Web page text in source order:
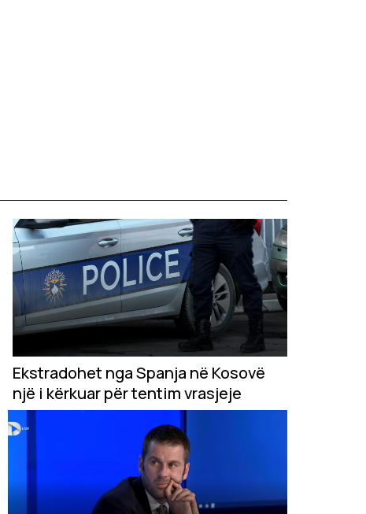
Ekstradohet nga Spanja në Kosovë
një i kërkuar për tentim vrasjeje